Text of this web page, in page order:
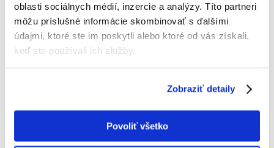
oblasti sociálnych médií, inzercie a analýzy. Títo partneri
môžu príslušné informácie skombinovať s ďalšími
údajmi, ktoré ste im poskytli alebo ktoré od vás získali,
keď ste používali ich služby.
Zobraziť detaily
Povoliť všetko
BRIT Care Sustainable Adult
Medium Breed s kuracím a
€24.19
PRIDAŤ DO KOŠÍKA
€121.48
(5.06 € / kg)
PRIDAŤ DO KOŠÍKA